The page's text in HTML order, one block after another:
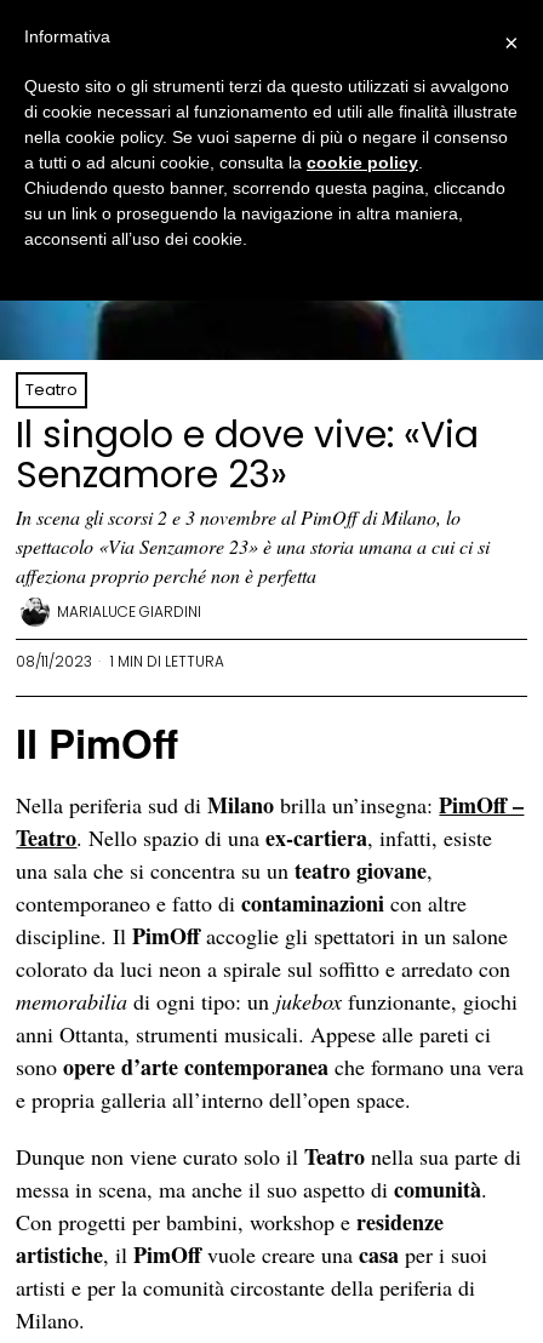
Teatro
Il singolo e dove vive: «Via
Senzamore 23»
In scena gli scorsi 2 e 3 novembre al PimOff di Milano, lo
spettacolo «Via Senzamore 23» è una storia umana a cui ci si
affeziona proprio perché non è perfetta
MARIALUCE GIARDINI
08/11/2023 1 MIN DI LETTURA
Il PimOff
Nella periferia sud diMilano brilla un’insegna:PimOff –
Teatro. Nello spazio di unaex-cartiera, infatti, esiste
una sala che si concentra su unteatro giovane,
contemporaneo e fatto dicontaminazioni con altre
discipline. IlPimOffaccoglie gli spettatori in un salone
colorato da luci neon a spirale sul soffitto e arredato con
memorabiliadi ogni tipo: un jukebox funzionante, giochi
anni Ottanta, strumenti musicali. Appese alle pareti ci
sonoopere d’arte contemporanea che formano una vera
e propria galleria all’interno dell’open space.
Dunque non viene curato solo ilTeatro nella sua parte di
messa in scena, ma anche il suo aspetto dicomunità.
Con progetti per bambini, workshop eresidenze
artistiche, ilPimOffvuole creare unacasa per i suoi
artisti e per la comunità circostante della periferia di
Milano.
×
Informativa
Questo sito o gli strumenti terzi da questo utilizzati si avvalgono
di cookie necessari al funzionamento ed utili alle finalità illustrate
nella cookie policy. Se vuoi saperne di più o negare il consenso
a tutti o ad alcuni cookie, consulta la cookie policy
Chiudendo questo banner, scorrendo questa pagina, cliccando
su un link o proseguendo la navigazione in altra maniera,
acconsenti all’uso dei cookie.